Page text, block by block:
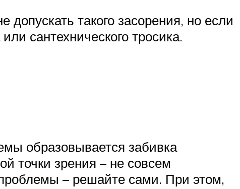
такого засорения, но если
сантехнического тросика.
образовывается забивка
точки зрения – не совсем
– решайте сами. При этом,